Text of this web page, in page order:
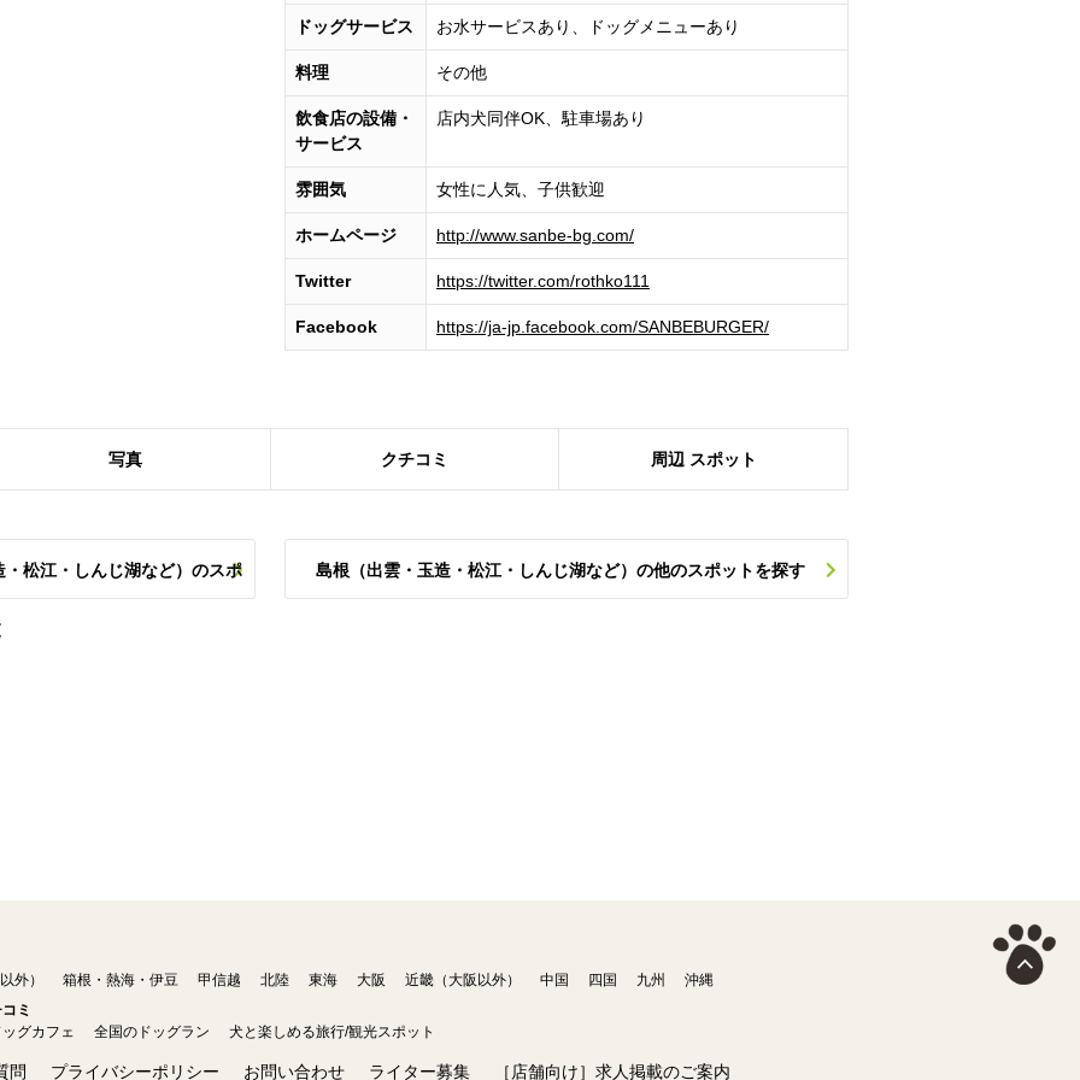
ドッグサービス お水サービスあり、ドッグメニューあり
料理 その他
飲食店の設備・
サービス
店内犬同伴OK、駐車場あり
雰囲気 女性に人気、子供歓迎
ホームページ http://www.sanbe-bg.com/
Twitter https://twitter.com/rothko111
Facebook https://ja-jp.facebook.com/SANBEBURGER/
写真 クチコミ 周辺 スポット
松江・しんじ湖など）のスポ 島根（出雲・玉造・松江・しんじ湖など）の他のスポットを探す
外） 箱根・熱海・伊豆 甲信越 北陸 東海 大阪 近畿（大阪以外） 中国 四国 九州
沖縄
ミ
グカフェ 全国のドッグラン 犬と楽しめる旅行/観光スポット
問 プライバシーポリシー お問い合わせ ライター募集 ［店舗向け］求人掲載のご案内